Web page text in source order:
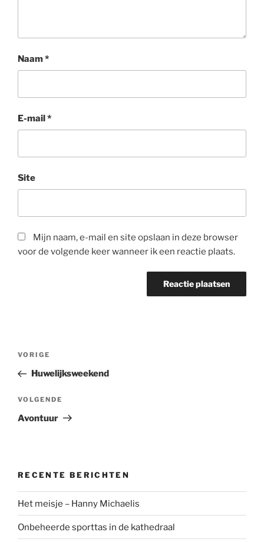
Naam*
E-mail*
Site
Mijn naam, e-mail en site opslaan in deze browser
voor de volgende keer wanneer ik een reactie plaats.
Bericht
Vorig
bericht
VORIGE
Huwelijksweekend
Volgend
bericht
VOLGENDE
Avontuur
RECENTE BERICHTEN
Het meisje – Hanny Michaelis
Onbeheerde sporttas in de kathedraal